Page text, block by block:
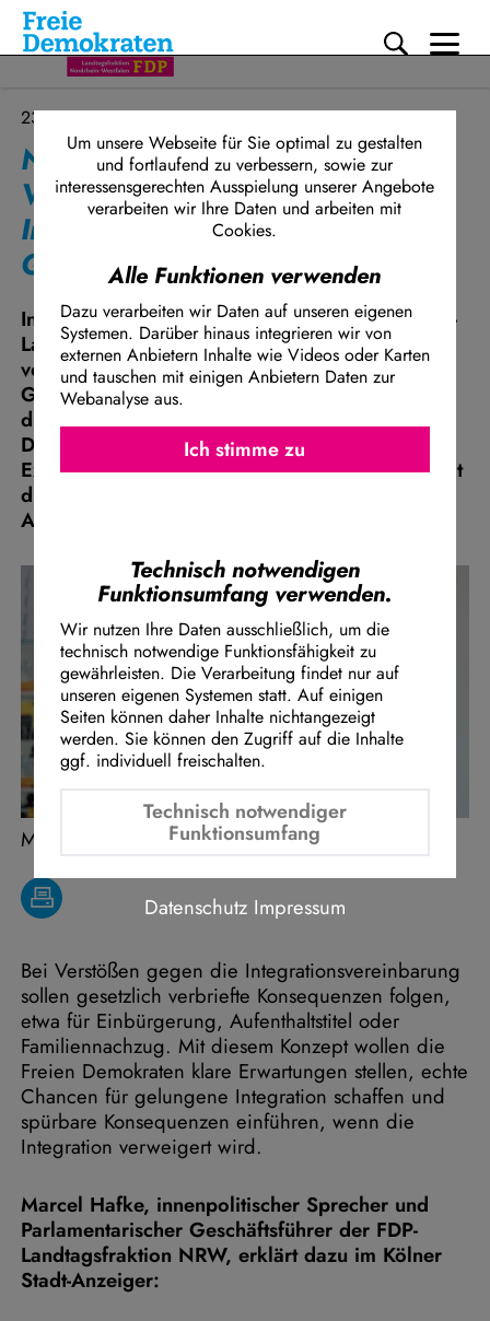
Direkt zum Inhalt
23.12.2025
Neues FDP-Positionspapier:
Verbindliche
Integrationsvereinbarung für
Geflüchtete und Zugewanderte
In einem neuen Positionspapier fordert die FDP-
Landtagsfraktion NRW die Einführung einer
verbindlichen Integrationsvereinbarung für
Geflüchtete und Zugewanderte. Darin sollen
diese sich etwa dazu verpflichten, an
Deutschkursen teilzunehmen, sich zum
Existenzrecht Israels zu bekennen und insgesamt
die Werteordnung des Grundgesetzes ohne
Abstriche zu akzeptieren.
Marcel Hafke
Bei Verstößen gegen die Integrationsvereinbarung
sollen gesetzlich verbriefte Konsequenzen folgen,
etwa für Einbürgerung, Aufenthaltstitel oder
Familiennachzug. Mit diesem Konzept wollen die
Freien Demokraten klare Erwartungen stellen, echte
Chancen für gelungene Integration schaffen und
spürbare Konsequenzen einführen, wenn die
Integration verweigert wird.
Marcel Hafke, innenpolitischer Sprecher und
Parlamentarischer Geschäftsführer der FDP-
Landtagsfraktion NRW, erklärt dazu im Kölner
Stadt-Anzeiger:
Um unsere Webseite für Sie optimal zu gestalten
und fortlaufend zu verbessern, sowie zur
interessensgerechten Ausspielung unserer Angebote
verarbeiten wir Ihre Daten und arbeiten mit
Cookies.
Technisch notwendigen
Funktionsumfang verwenden.
Wir nutzen Ihre Daten ausschließlich, um die
technisch notwendige Funktionsfähigkeit zu
gewährleisten. Die Verarbeitung findet nur auf
unseren eigenen Systemen statt. Auf einigen
Seiten können daher Inhalte nichtangezeigt
werden. Sie können den Zugriff auf die Inhalte
ggf. individuell freischalten.
Technisch notwendiger
Funktionsumfang
Alle Funktionen verwenden
Dazu verarbeiten wir Daten auf unseren eigenen
Systemen. Darüber hinaus integrieren wir von
externen Anbietern Inhalte wie Videos oder Karten
und tauschen mit einigen Anbietern Daten zur
Webanalyse aus.
Facebook Embed / Facebook Connect
Google Maps Embed
Ich stimme zu
Ich stimme
Datenschutz Impressum